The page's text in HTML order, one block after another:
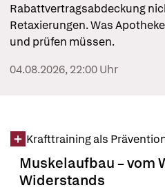
Rabattvertragsabdeckung
Retaxierungen. Was
und prüfen müssen.
04.08.2026, 22:00 Uhr
Muskelaufbau – vom
Widerstands
Krafttraining als